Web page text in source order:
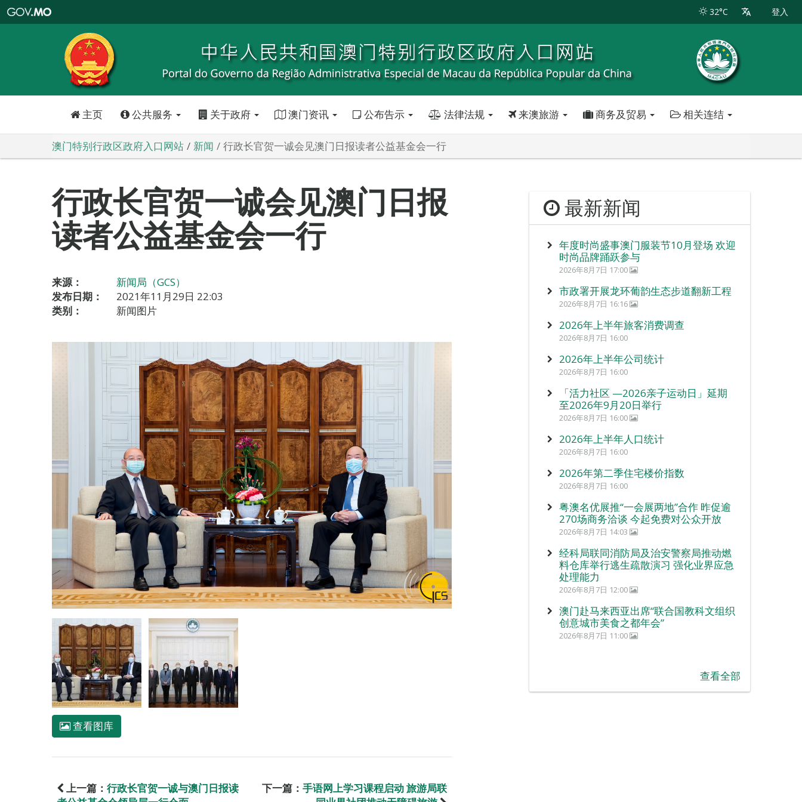
特
政
区
政
口
32°C 登入
主页 公共服务 关于政府 澳门资讯 公布告示 法律法规 来澳旅游 商务及贸易 相关连结
澳门特别行政区政府入口网站 新闻 行政长官贺一诚会见澳门日报读者公益基金会一行
行政长官贺一诚会见澳门日报
读者公益基金会一行
来源：
新闻局（GCS）
发布日期：
2021年11月29日 22:03
类别：
新闻图片
查看图库
上一篇： 行政长官贺一诚与澳门日报读
下一篇： 手语网上学习课程启动 旅游局联
最新新闻
年度时尚盛事澳门服装节10月登场 欢迎
时尚品牌踊跃参与
2026年8月7日 17:00
市政署开展龙环葡韵生态步道翻新工程
2026年8月7日 16:16
2026年上半年旅客消费调查
2026年8月7日 16:00
2026年上半年公司统计
2026年8月7日 16:00
「活力社区 —2026亲子运动日」延期
至2026年9月20日举行
2026年8月7日 16:00
2026年上半年人口统计
2026年8月7日 16:00
2026年第二季住宅楼价指数
2026年8月7日 16:00
粤澳名优展推“一会展两地”合作 昨促逾
270场商务洽谈 今起免费对公众开放
2026年8月7日 14:03
经科局联同消防局及治安警察局推动燃
料仓库举行逃生疏散演习 强化业界应急
处理能力
2026年8月7日 12:00
澳门赴马来西亚出席“联合国教科文组织
创意城市美食之都年会”
2026年8月7日 11:00
查看全部